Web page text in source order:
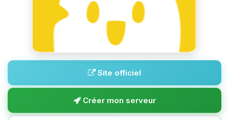
Site officiel
Créer mon serveur